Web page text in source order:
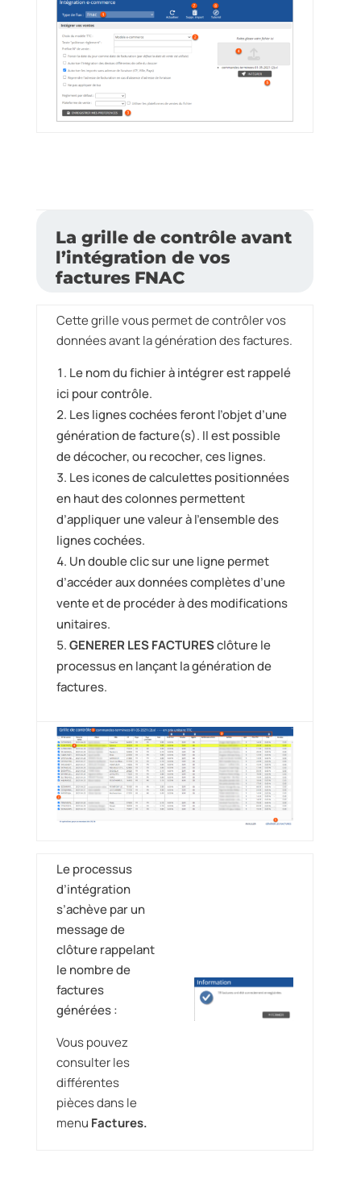
La grille de contrôle avant
l’intégration de vos
factures FNAC
Cette grille vous permet de contrôler vos
données avant la génération des factures.
Le nom du fichier à intégrer est rappelé
ici pour contrôle.
Les lignes cochées feront l’objet d’une
génération de facture(s). Il est possible
de décocher, ou recocher, ces lignes.
Les icones de calculettes positionnées
en haut des colonnes permettent
d’appliquer une valeur à l’ensemble des
lignes cochées.
Un double clic sur une ligne permet
d’accéder aux données complètes d’une
vente et de procéder à des modifications
unitaires.
GENERER LES FACTURESclôture le
processus en lançant la génération de
factures.
Le processus
d’intégration
s’achève par un
message de
clôture rappelant
le nombre de
factures
générées :
Vous pouvez
consulter les
différentes
pièces dans le
menu Factures.